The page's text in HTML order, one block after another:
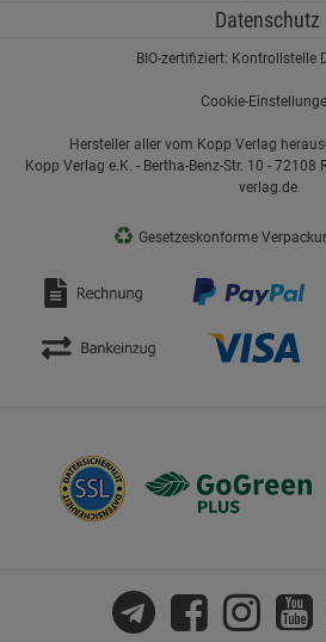
Datenschutz
BIO-zertifiziert: Kontrollstelle
Cookie-
Hersteller aller vom Kopp Verlag
Kopp Verlag e.K. - Bertha-Benz-Str. 10 -
verlag.de
♻ Gesetzeskonforme